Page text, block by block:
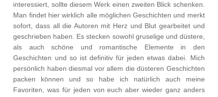
interessiert, sollte diesem Werk einen zweiten Blick schenken.
Man findet hier wirklich alle möglichen Geschichten und merkt
sofort, dass all die Autoren mit Herz und Blut gearbeitet und
geschrieben haben. Es stecken sowohl gruselige und düstere,
als auch schöne und romantische Elemente in den
Geschichten und so ist definitiv für jeden etwas dabei. Mich
persönlich haben diesmal vor allem die düsteren Geschichten
packen können und so habe ich natürlich auch meine
Favoriten, was für jeden von euch aber wieder ganz anders